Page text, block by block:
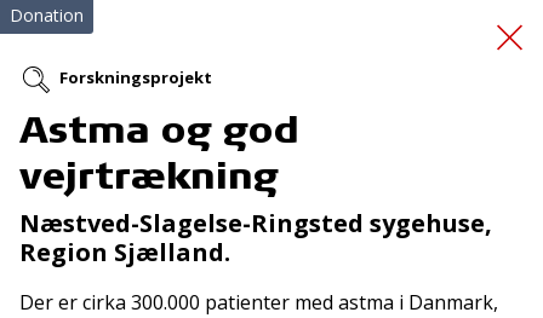
Massagestol til PAM
Donation
Forskningsprojekt
Astma og god
vejrtrækning
Næstved-Slagelse-Ringsted sygehuse,
Region Sjælland.
Der er cirka 300.000 patienter med astma i Danmark,